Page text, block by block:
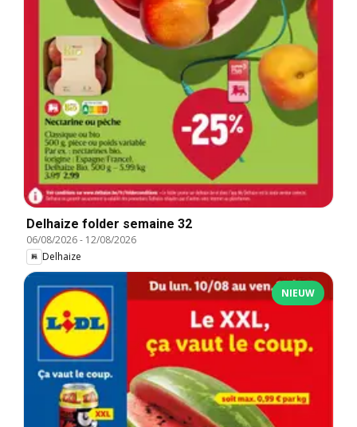
Delhaize folder semaine 32
06/08/2026- 12/08/2026
Delhaize
NIEUW